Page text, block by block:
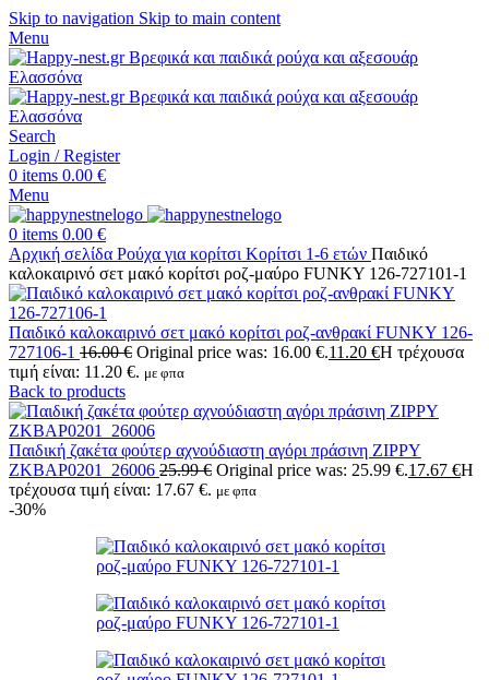
Skip to navigation Skip to main content
Menu
Search
Login / Register
0 items 0.00 €
Menu
0 items 0.00 €
Αρχική σελίδα Ρούχα για κορίτσι Κορίτσι 1-6 ετών Παιδικό
καλοκαιρινό σετ μακό κορίτσι ροζ-μαύρο FUNKY 126-727101-1
Παιδικό καλοκαιρινό σετ μακό κορίτσι ροζ-ανθρακί FUNKY 126-
727106-1 16.00€ Original price was: 16.00 €.11.20 €Η τρέχουσα
τιμή είναι: 11.20 €. με φπα
Back to products
Παιδική ζακέτα φούτερ αχνούδιαστη αγόρι πράσινη ZIPPY
ZKBAP0201_26006 25.99€ Original price was: 25.99 €.17.67 €Η
τρέχουσα τιμή είναι: 17.67 €. με φπα
-30%